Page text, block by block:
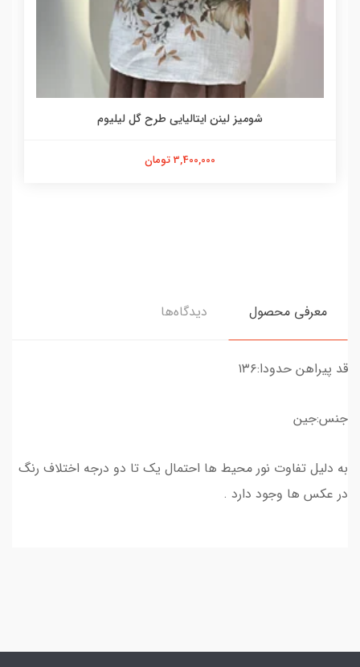
شومیز لینن ایتالیایی طرح گل لیلیوم
3,400,000 تومان
معرفی محصول دیدگاه‌ها
قد پیراهن حدودا:۱۳۶
جنس:جین
به دلیل تفاوت نور محیط ها احتمال یک تا دو درجه اختلاف رنگ
در عکس ها وجود دارد .